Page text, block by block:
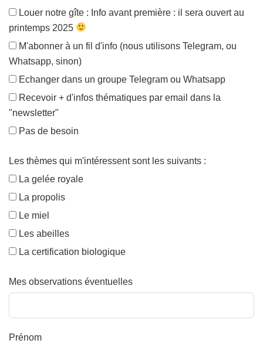
Louer notre gîte : Info avant première : il sera ouvert au
printemps 2025
M'abonner à un fil d'info (nous utilisons Telegram, ou
Whatsapp, sinon)
Echanger dans un groupe Telegram ou Whatsapp
Recevoir + d'infos thématiques par email dans la
"newsletter"
Pas de besoin
Les thèmes qui m'intéressent sont les suivants :
La gelée royale
La propolis
Le miel
Les abeilles
La certification biologique
Mes observations éventuelles
Prénom